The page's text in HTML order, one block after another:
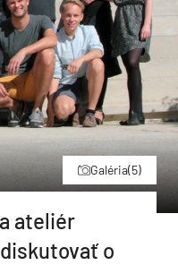
Galéria(5)
ateliér
o